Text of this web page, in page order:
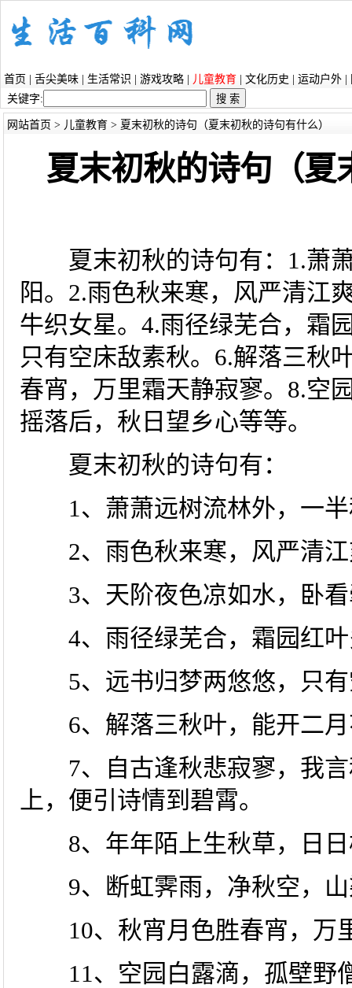
首页 舌尖美味 生活常识 游戏攻略 儿童教育 文化历史 运动户外
关键字:
网站首页 > 儿童教育> 夏末初秋的诗句（夏末初秋的诗句有什么）
夏末初秋的诗句（夏
夏末初秋的诗句有：1.萧萧
阳。2.雨色秋来寒，风严清江
牛织女星。4.雨径绿芜合，霜
只有空床敌素秋。6.解落三秋
春宵，万里霜天静寂寥。8.空
摇落后，秋日望乡心等等。
夏末初秋的诗句有：
1、萧萧远树流林外，一半
2、雨色秋来寒，风严清江
3、天阶夜色凉如水，卧看
4、雨径绿芜合，霜园红叶
5、远书归梦两悠悠，只有
6、解落三秋叶，能开二月
7、自古逢秋悲寂寥，我言
上，便引诗情到碧霄。
8、年年陌上生秋草，日日
9、断虹霁雨，净秋空，山
10、秋宵月色胜春宵，万
11、空园白露滴，孤壁野